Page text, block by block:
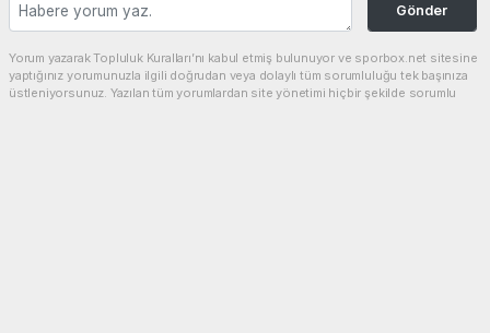
Gönder
Yorum yazarak Topluluk Kuralları’nı kabul etmiş bulunuyor ve sporbox.net sitesine
yaptığınız yorumunuzla ilgili doğrudan veya dolaylı tüm sorumluluğu tek başınıza
üstleniyorsunuz. Yazılan tüm yorumlardan site yönetimi hiçbir şekilde sorumlu